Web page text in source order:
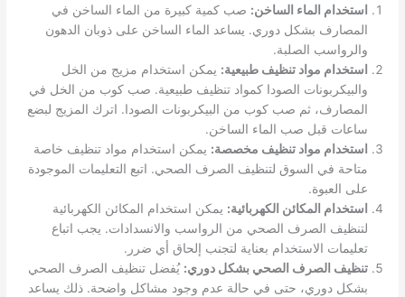
استخدام الماء الساخن: صب كمية كبيرة من الماء الساخن في
المصارف بشكل دوري. يساعد الماء الساخن على ذوبان الدهون
والرواسب الصلبة.
استخدام مواد تنظيف طبيعية: يمكن استخدام مزيج من الخل
والبيكربونات الصودا كمواد تنظيف طبيعية. صب كوب من الخل في
المصارف، ثم صب كوب من البيكربونات الصودا. اترك المزيج لبضع
ساعات قبل صب الماء الساخن.
استخدام مواد تنظيف مخصصة: يمكن استخدام مواد تنظيف خاصة
متاحة في السوق لتنظيف الصرف الصحي. اتبع التعليمات الموجودة
على العبوة.
استخدام المكائن الكهربائية: يمكن استخدام المكائن الكهربائية
لتنظيف الصرف الصحي من الرواسب والانسدادات. يجب اتباع
تعليمات الاستخدام بعناية لتجنب إلحاق أي ضرر.
تنظيف الصرف الصحي بشكل دوري: يُفضل تنظيف الصرف الصحي
بشكل دوري، حتى في حالة عدم وجود مشاكل واضحة. ذلك يساعد